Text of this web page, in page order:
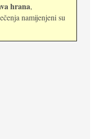
hrana,
namijenjeni su